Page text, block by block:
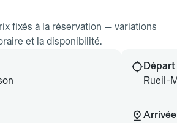
fixés à la réservation — variations
et la disponibilité.
Départ
Rueil-
Arrivée